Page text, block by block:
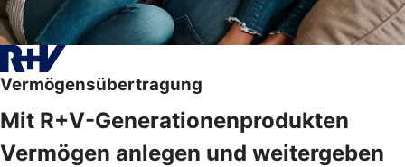
Vermögensübertragung
Mit R+V-Generationenprodukten
Vermögen anlegen und weitergeben